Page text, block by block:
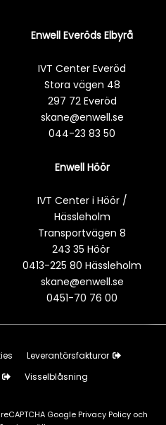
Enwell Everöds Elbyrå
IVT Center Everöd
Stora vägen 48
297 72 Everöd
skane@enwell.se
044-23 83 50
Enwell Höör
IVT Center i Höör /
Hässleholm
Transportvägen 8
243 35 Höör
0413-225 80 Hässleholm
skane@enwell.se
0451-70 76 00
Leverantörsfakturor
Visselblåsning
GooglePrivacy Policy och